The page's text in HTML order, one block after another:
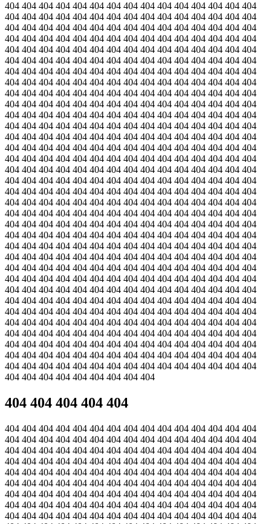
404 404 404 404 404 404 404 404 404 404 404 404 404 404 404
404 404 404 404 404 404 404 404 404 404 404 404 404 404 404
404 404 404 404 404 404 404 404 404 404 404 404 404 404 404
404 404 404 404 404 404 404 404 404 404 404 404 404 404 404
404 404 404 404 404 404 404 404 404 404 404 404 404 404 404
404 404 404 404 404 404 404 404 404 404 404 404 404 404 404
404 404 404 404 404 404 404 404 404 404 404 404 404 404 404
404 404 404 404 404 404 404 404 404 404 404 404 404 404 404
404 404 404 404 404 404 404 404 404 404 404 404 404 404 404
404 404 404 404 404 404 404 404 404 404 404 404 404 404 404
404 404 404 404 404 404 404 404 404 404 404 404 404 404 404
404 404 404 404 404 404 404 404 404 404 404 404 404 404 404
404 404 404 404 404 404 404 404 404 404 404 404 404 404 404
404 404 404 404 404 404 404 404 404 404 404 404 404 404 404
404 404 404 404 404 404 404 404 404 404 404 404 404 404 404
404 404 404 404 404 404 404 404 404 404 404 404 404 404 404
404 404 404 404 404 404 404 404 404 404 404 404 404 404 404
404 404 404 404 404 404 404 404 404 404 404 404 404 404 404
404 404 404 404 404 404 404 404 404 404 404 404 404 404 404
404 404 404 404 404 404 404 404 404 404 404 404 404 404 404
404 404 404 404 404 404 404 404 404 404 404 404 404 404 404
404 404 404 404 404 404 404 404 404 404 404 404 404 404 404
404 404 404 404 404 404 404 404 404 404 404 404 404 404 404
404 404 404 404 404 404 404 404 404 404 404 404 404 404 404
404 404 404 404 404 404 404 404 404 404 404 404 404 404 404
404 404 404 404 404 404 404 404 404 404 404 404 404 404 404
404 404 404 404 404 404 404 404 404 404 404 404 404 404 404
404 404 404 404 404 404 404 404 404 404 404 404 404 404 404
404 404 404 404 404 404 404 404 404 404 404 404 404 404 404
404 404 404 404 404 404 404 404 404 404 404 404 404 404 404
404 404 404 404 404 404 404 404 404 404 404 404 404 404 404
404 404 404 404 404 404 404 404 404 404 404 404 404 404 404
404 404 404 404 404 404 404 404 404 404 404 404 404 404 404
404 404 404 404 404 404 404 404 404 404 404 404 404 404 404
404 404 404 404 404 404 404 404 404
404 404 404 404 404
404 404 404 404 404 404 404 404 404 404 404 404 404 404 404
404 404 404 404 404 404 404 404 404 404 404 404 404 404 404
404 404 404 404 404 404 404 404 404 404 404 404 404 404 404
404 404 404 404 404 404 404 404 404 404 404 404 404 404 404
404 404 404 404 404 404 404 404 404 404 404 404 404 404 404
404 404 404 404 404 404 404 404 404 404 404 404 404 404 404
404 404 404 404 404 404 404 404 404 404 404 404 404 404 404
404 404 404 404 404 404 404 404 404 404 404 404 404 404 404
404 404 404 404 404 404 404 404 404 404 404 404 404 404 404